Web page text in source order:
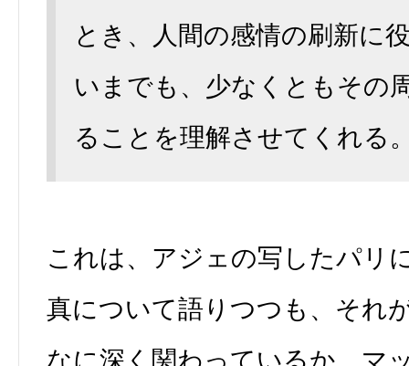
とき、人間の感情の刷新に
いまでも、少なくともその
ることを理解させてくれる
これは、アジェの写したパリ
真について語りつつも、それ